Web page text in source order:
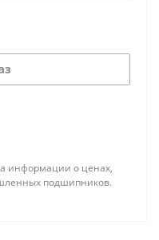
информации о ценах,
подшипников.